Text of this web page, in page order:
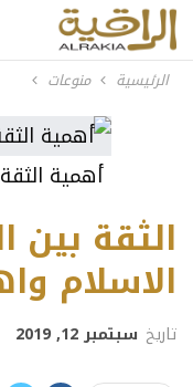
الرئيسية منوعات
أهمية
الثقة بين
الاسلام
تاريخ سبتمبر 12, 2019